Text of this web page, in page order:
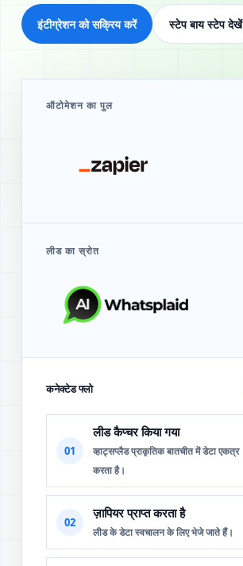
इंटीग्रेशन को सक्रिय करें स्टेप बाय स्टेप देखें
ऑटोमेशन का पुल
लीड का स्रोत
कनेक्टेड फ्लो
01
लीड कैप्चर किया गया
व्हाट्सप्लैड प्राकृतिक बातचीत में डेटा एकत्र
करता है।
02
ज़ापियर प्राप्त करता है
लीड के डेटा स्वचालन के लिए भेजे जाते हैं।